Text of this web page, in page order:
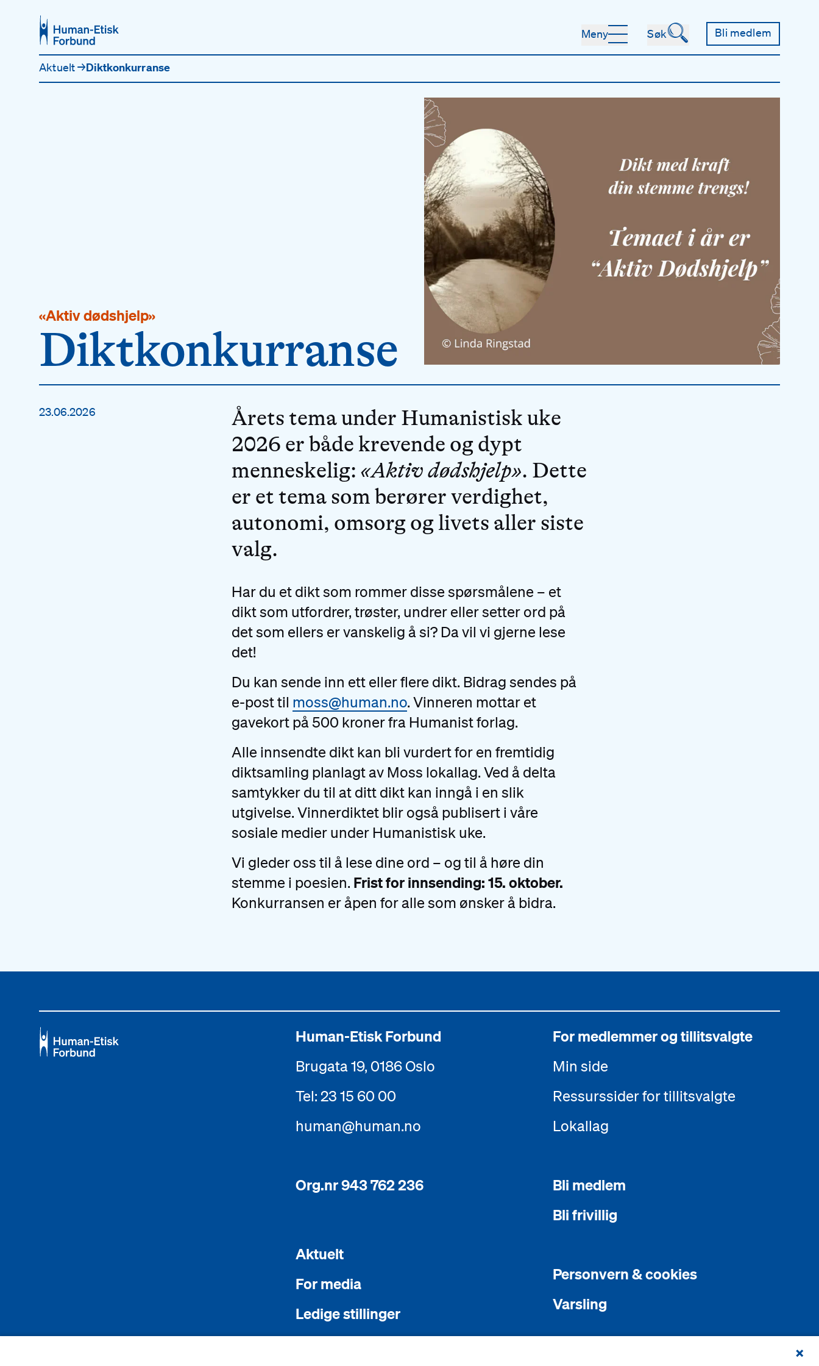
Meny Søk🔍 Bli medlem
Aktuelt→Diktkonkurranse
«Aktiv dødshjelp»
Diktkonkurranse
23.06.2026
Årets tema under Humanistisk uke
2026 er både krevende og dypt
menneskelig: «Aktiv dødshjelp». Dette
er et tema som berører verdighet,
autonomi, omsorg og livets aller siste
valg.
Har du et dikt som rommer disse spørsmålene – et
dikt som utfordrer, trøster, undrer eller setter ord på
det som ellers er vanskelig å si? Da vil vi gjerne lese
det!
Du kan sende inn ett eller flere dikt. Bidrag sendes på
e-post til moss@human.no. Vinneren mottar et
gavekort på 500 kroner fra Humanist forlag.
Alle innsendte dikt kan bli vurdert for en fremtidig
diktsamling planlagt av Moss lokallag. Ved å delta
samtykker du til at ditt dikt kan inngå i en slik
utgivelse. Vinnerdiktet blir også publisert i våre
sosiale medier under Humanistisk uke.
Vi gleder oss til å lese dine ord – og til å høre din
stemme i poesien. Frist for innsending: 15. oktober.
Konkurransen er åpen for alle som ønsker å bidra.
Human-Etisk Forbund
Brugata 19, 0186 Oslo
Tel: 23 15 60 00
human@human.no
Org.nr 943 762 236
Aktuelt
For media
Ledige stillinger
For medlemmer og tillitsvalgte
Min side
Ressurssider for tillitsvalgte
Lokallag
Bli medlem
Bli frivillig
Personvern & cookies
Varsling